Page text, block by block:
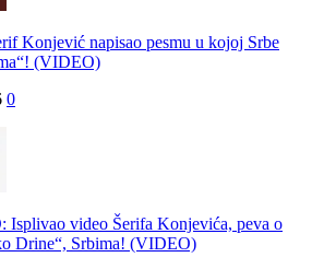
Konjević napisao pesmu u kojoj Srbe
(VIDEO)
0
video Šerifa Konjevića, peva o
Drine“, Srbima! (VIDEO)